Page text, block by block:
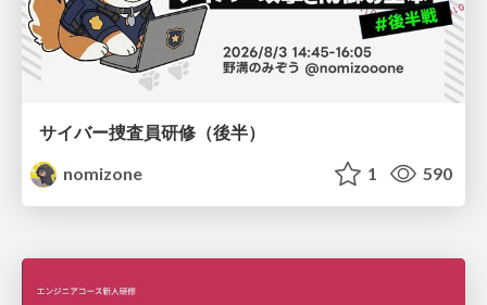
サイバー捜査員研修（後半）
nomizone
1 590